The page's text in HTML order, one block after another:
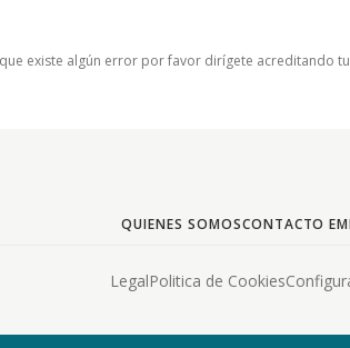
existe algún error por favor dirígete acreditando
QUIENES SOMOSCONTACTO
LegalPolitica de Cookies